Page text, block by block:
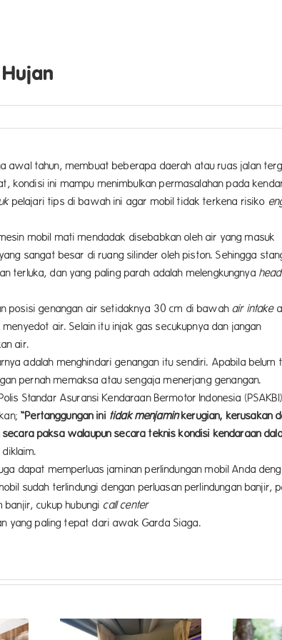
awal tahun, membuat beberapa daerah atau ruas jalan
kondisi ini mampu menimbulkan permasalahan pada
pelajari tips di bawah ini agar mobil tidak terkena risiko
mobil mati mendadak disebabkan oleh air yang masuk
sangat besar di ruang silinder oleh piston. Sehingga
terluka, dan yang paling parah adalah melengkungnya head
posisi genangan air setidaknya 30 cm di bawahair intake
air. Selain itu injak gas secukupnya dan jangan
air.
adalah menghindari genangan itu sendiri. Apabila belum
pernah memaksa atau sengaja menerjang genangan.
Standar Asuransi Kendaraan Bermotor Indonesia
“Pertanggungan ini tidak menjaminkerugian, kerusakan
paksa walaupun secara teknis kondisi kendaraan
dapat memperluas jaminan perlindungan mobil Anda
sudah terlindungi dengan perluasan perlindungan
cukup hubungi call center
yang paling tepat dari awak Garda Siaga.